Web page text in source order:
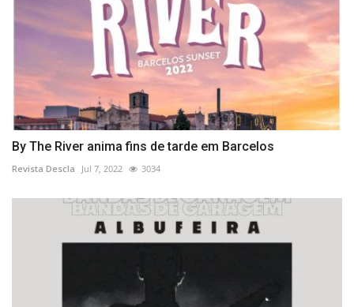
By The River anima fins de tarde em Barcelos
Revista Descla Jul 7, 2022 3034